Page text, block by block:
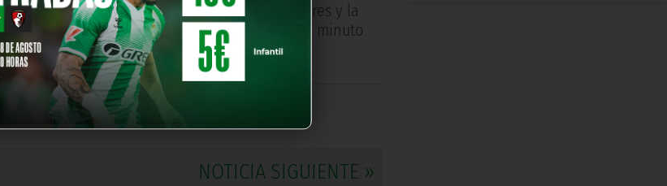
depositando sobre el césped un ramo de flores y la
García, para realizar posteriormente un minuto
NOTICIA SIGUIENTE »